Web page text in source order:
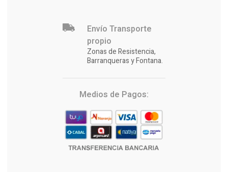
Envío Transporte
propio
Zonas de Resistencia,
Barranqueras y Fontana.
Medios de Pagos: